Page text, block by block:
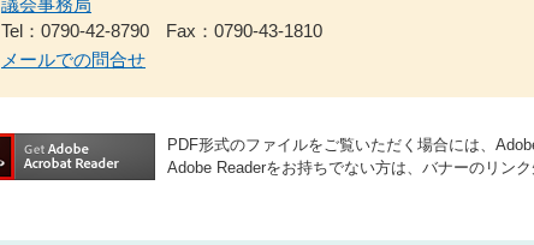
議会事務局
Tel：0790-42-8790
Fax：0790-43-1810
メールでの問合せ
PDF形式のファイルをご覧いただく場合には、
Adobe Readerをお持ちでない方は、バナーのリン